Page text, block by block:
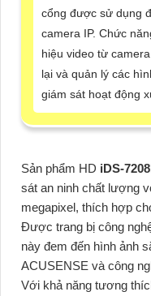
cổng được sử dụng
camera IP. Chức
hiệu video từ
lại và quản lý các
giám sát hoạt động
Sản phẩm HD iDS-
sát an ninh chất lượng
megapixel, thích hợp
Được trang bị công
này đem đến hình ảnh
ACUSENSE và công
Với khả năng tương